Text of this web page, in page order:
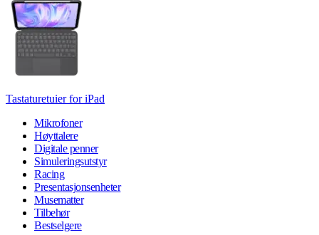
Tastaturetuier for iPad
Mikrofoner
Høyttalere
Digitale penner
Simuleringsutstyr
Racing
Presentasjonsenheter
Musematter
Tilbehør
Bestselgere